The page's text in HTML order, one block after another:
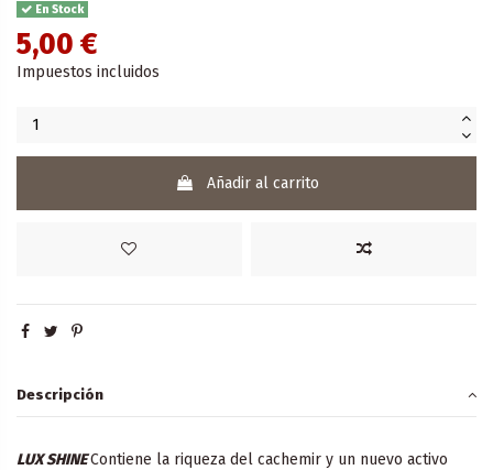
En Stock
5,00 €
Impuestos incluidos
Añadir al carrito
Descripción
LUX SHINEContiene la riqueza del cachemir y un nuevo activo